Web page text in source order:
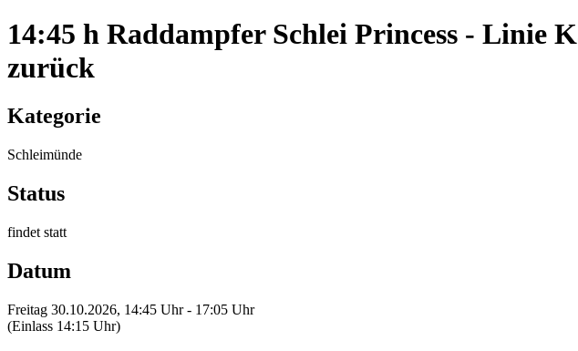
14:45 h Raddampfer Schlei Princess - Linie
zurück
Kategorie
Schleimünde
Status
findet statt
Datum
Freitag 30.10.2026, 14:45 Uhr - 17:05 Uhr
(Einlass 14:15 Uhr)